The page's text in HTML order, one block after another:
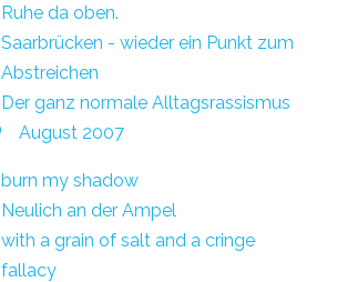
Ruhe da oben.
Saarbrücken - wieder ein Punkt zum
Abstreichen
Der ganz normale Alltagsrassismus
August 2007
burn my shadow
Neulich an der Ampel
with a grain of salt and a cringe
fallacy